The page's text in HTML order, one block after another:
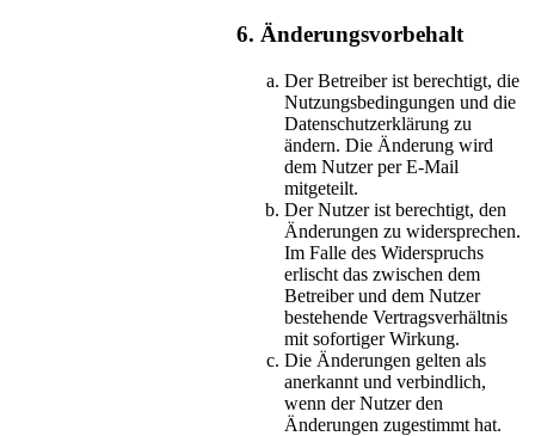
6. Änderungsvorbehalt
Der Betreiber ist berechtigt, die
Nutzungsbedingungen und die
Datenschutzerklärung zu
ändern. Die Änderung wird
dem Nutzer per E-Mail
mitgeteilt.
Der Nutzer ist berechtigt, den
Änderungen zu widersprechen.
Im Falle des Widerspruchs
erlischt das zwischen dem
Betreiber und dem Nutzer
bestehende Vertragsverhältnis
mit sofortiger Wirkung.
Die Änderungen gelten als
anerkannt und verbindlich,
wenn der Nutzer den
Änderungen zugestimmt hat.